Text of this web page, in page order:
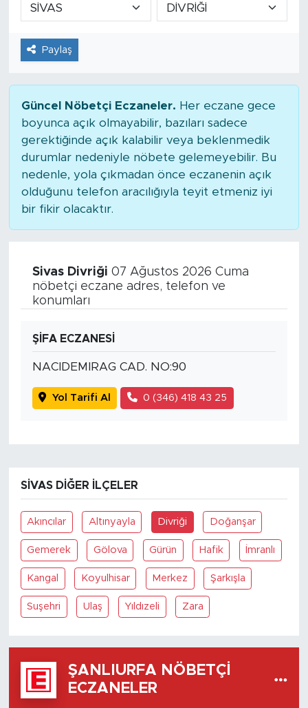
Paylaş
Güncel Nöbetçi Eczaneler. Her eczane gece
boyunca açık olmayabilir, bazıları sadece
gerektiğinde açık kalabilir veya beklenmedik
durumlar nedeniyle nöbete gelemeyebilir. Bu
nedenle, yola çıkmadan önce eczanenin açık
olduğunu telefon aracılığıyla teyit etmeniz iyi
bir fikir olacaktır.
Sivas Divriği 07 Ağustos 2026 Cuma
nöbetçi eczane adres, telefon ve
konumları
ŞİFA ECZANESİ
NACIDEMIRAG CAD. NO:90
Yol Tarifi Al 0 (346) 418 43 25
SIVAS DIĞER İLÇELER
Akıncılar Altınyayla Divriği Doğanşar
Gemerek Gölova Gürün Hafik İmranlı
Kangal Koyulhisar Merkez Şarkışla
Suşehri Ulaş Yıldızeli Zara
ŞANLIURFA NÖBETÇI
ECZANELER